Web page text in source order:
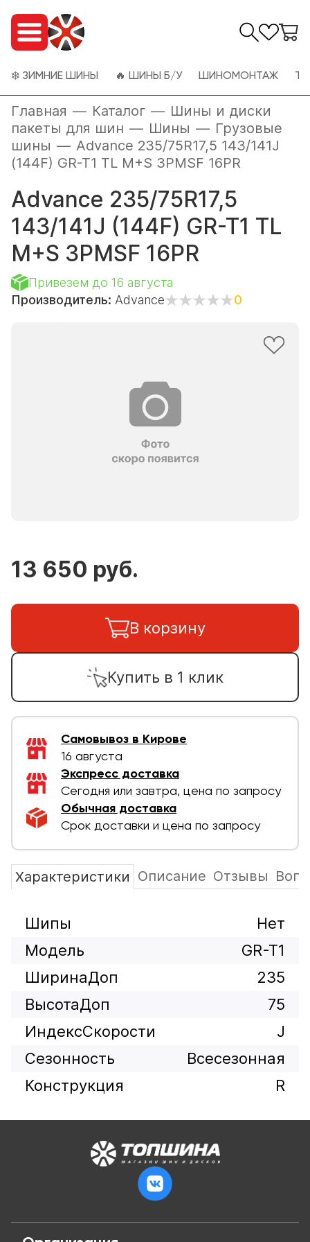
❄️ ЗИМНИЕ ШИНЫ 🔥 ШИНЫ Б/У ШИНОМОНТАЖ
Главная — Каталог — Шины и диски
пакеты для шин — Шины — Грузовые
шины — Advance 235/75R17,5 143/141J
(144F) GR-T1 TL M+S 3PMSF 16PR
Advance 235/75R17,5
143/141J (144F) GR-T1 TL
M+S 3PMSF 16PR
Привезем до 16 августа
Производитель: Advance 0
13 650 руб.
В корзину
Купить в 1 клик
Самовывоз в Кирове
16 августа
Экспресс доставка
Сегодня или завтра, цена по запросу
Обычная доставка
Срок доставки и цена по запросу
Характеристики Описание Отзывы
Шипы
Нет
Модель
GR-T1
ШиринаДоп
235
ВысотаДоп
75
ИндексСкорости
J
Сезонность
Всесезонная
Конструкция
R